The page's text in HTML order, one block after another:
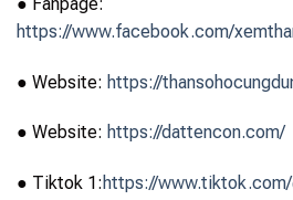
https://www.facebook.com/
● Website: https://
● Website: https://dattencon.com/
● Tiktok 1: https://